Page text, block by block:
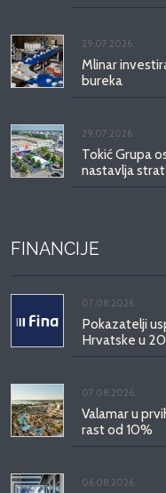
29.07.2026.
Mlinar
bureka
29.07.2026.
Tokić Grupa
nastavlja
FINANCIJE
07.08.2026.
Pokazatelji
Hrvatske u
07.08.2026.
Valamar u
rast od 10%
06.08.2026.